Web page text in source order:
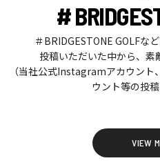
#
＃BRIDGESTONE GOLFな
投稿いただいた中から、素
（当社公式Instagramアカウン
ウント等の投稿
VIEW